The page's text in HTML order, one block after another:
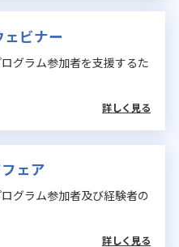
ビナー
グラム参加者を支援するた
詳しく見る
ェア
グラム参加者及び経験者の
詳しく見る